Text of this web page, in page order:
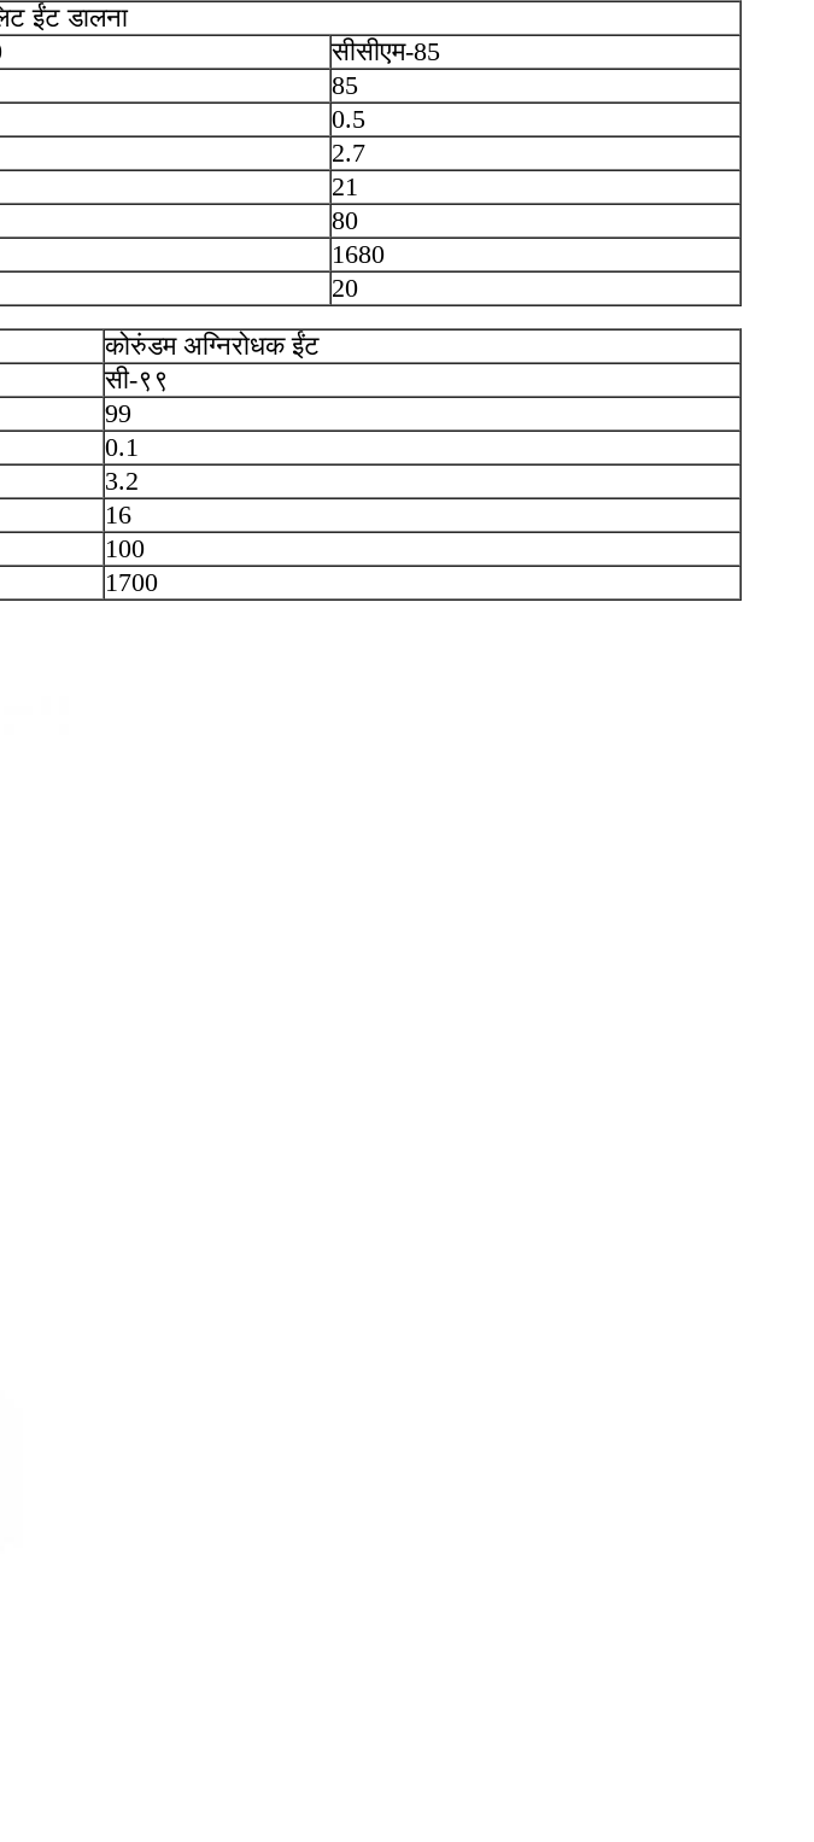
ईंट डालना
सीसीएम-85
85
0.5
2.7
21
80
1680
20
कोरुंडम अग्निरोधक ईंट
सी-९९
99
0.1
3.2
16
100
1700